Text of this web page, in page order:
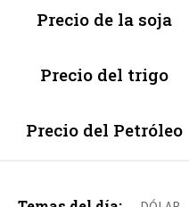
Precio de la soja
Precio del trigo
Precio del Petróleo